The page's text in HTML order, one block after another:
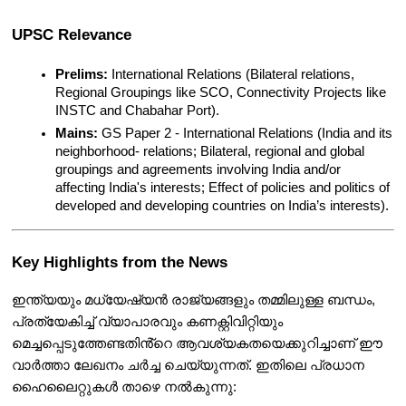
UPSC Relevance
Prelims: International Relations (Bilateral relations,
Regional Groupings like SCO, Connectivity Projects like
INSTC and Chabahar Port).
Mains: GS Paper 2 - International Relations (India and its
neighborhood- relations; Bilateral, regional and global
groupings and agreements involving India and/or
affecting India's interests; Effect of policies and politics of
developed and developing countries on India’s interests).
Key Highlights from the News
ഇന്ത്യയും മധ്യേഷ്യൻ രാജ്യങ്ങളും തമ്മിലുള്ള ബന്ധം,
പ്രത്യേകിച്ച് വ്യാപാരവും കണക്റ്റിവിറ്റിയും
മെച്ചപ്പെടുത്തേണ്ടതിൻ്റെ ആവശ്യകതയെക്കുറിച്ചാണ് ഈ
വാർത്താ ലേഖനം ചർച്ച ചെയ്യുന്നത്. ഇതിലെ പ്രധാന
ഹൈലൈറ്റുകൾ താഴെ നൽകുന്നു: